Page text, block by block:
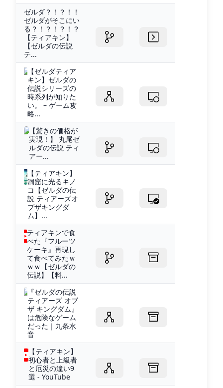
ゼルダ？！？！！
ゼルダがそこにい
る？！？！？！？
【ティアキン】
【ゼルダの伝説
テ...
【ゼルダティア
キン】ゼルダの
伝説シリーズの
時系列が知りた
い。 – ゲーム攻
略...
【驚きの価格が
実現！】 丸尾ゼ
ルダの伝説 ティ
アー...
【ティアキン】
洞窟に光るキノ
コ【ゼルダの伝
説 ティアーズオ
ブザキングダ
ム】...
ティアキンで食
べた『フルーツ
ケーキ』再現し
て食べてみたｗ
ｗｗ【ゼルダの
伝説】【料...
『ゼルダの伝説
ティアーズ オブ
ザ キングダム』
は危険なゲーム
だった｜九条水
音
【ティアキン】
初心者と上級者
と厄災の違い9
選 - YouTube